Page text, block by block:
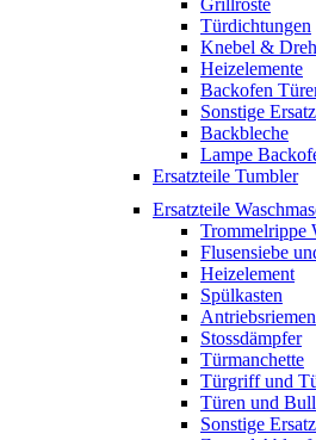
Türdichtungen
Knebel &
Heizelemente
Backofen
Sonstige
Backbleche
Lampe
Ersatzteile Tumbler
Ersatzteile
Trommelrippe
Flusensiebe
Heizelement
Spülkasten
Antriebsriemen
Stossdämpfer
Türmanchette
Türgriff und
Türen und
Sonstige